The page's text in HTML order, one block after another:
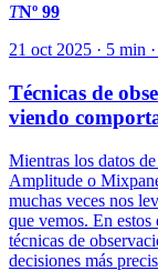
TNº 99
21 oct 2025 · 5 min
Técnicas de
viendo
Mientras los datos
Amplitude o
muchas veces nos
que vemos. En estos
técnicas de
decisiones más